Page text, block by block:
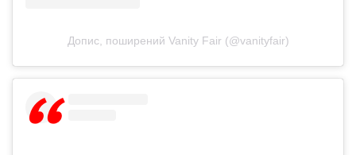
Допис, поширений Vanity Fair (@vanityfair)